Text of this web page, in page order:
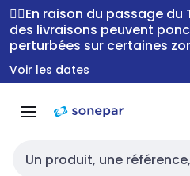
Passer à la
navigation
Passer
au
contenu
🚴‍♂️En raison du passage
des livraisons peuvent
perturbées sur certaines
Voir les dates
Entrée de recherche